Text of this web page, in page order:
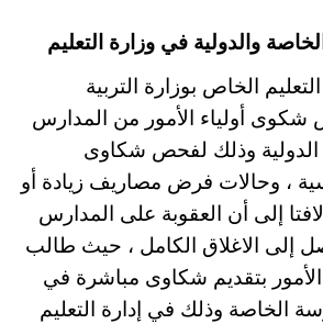
والدولية في وزارة التعليم
الخاص بوزارة التربية
شكوى أولياء الأمور من المدارس
الدولية وذلك لفحص شكاوى
، وحالات فرض مصاريف زيادة أو
إلى أن العقوبة على المدارس
إلى الاغلاق الكامل ، حيث طالب
الأمور بتقديم شكاوى مباشرة في
الخاصة وذلك في إدارة التعليم